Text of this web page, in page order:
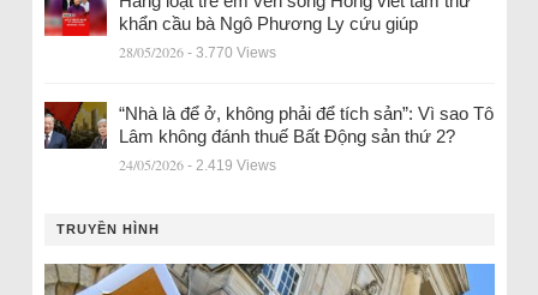
khẩn cầu bà Ngô Phương Ly cứu giúp
28/05/2026 - 3.770 Views
“Nhà là để ở, không phải để tích sản”: Vì sao Tô
Lâm không đánh thuế Bất Động sản thứ 2?
24/05/2026 - 2.419 Views
TRUYỀN HÌNH